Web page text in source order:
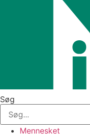
Søg
Mennesket